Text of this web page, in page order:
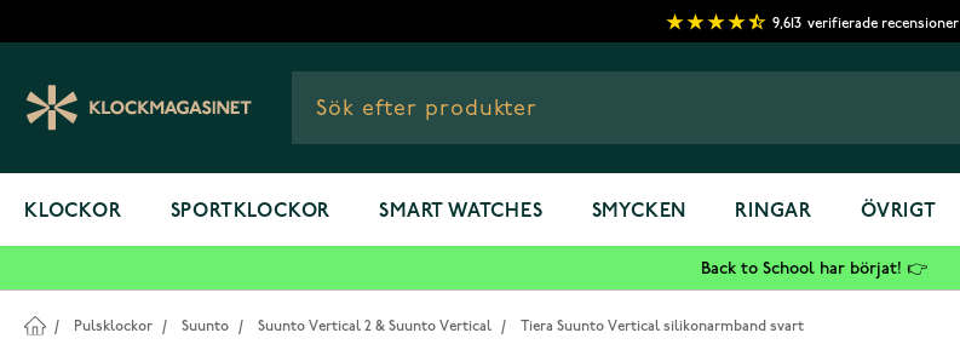
9,613 verifierade recensioner
KLOCKOR SPORTKLOCKOR SMART WATCHES SMYCKEN RINGAR ÖVRIGT
Back to School har börjat! 👉
/ Pulsklockor / Suunto / Suunto Vertical 2 & Suunto Vertical / Tiera Suunto Vertical silikonarmband svart